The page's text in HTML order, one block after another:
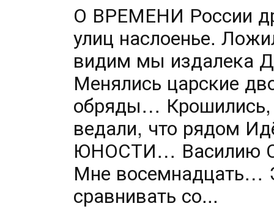
О ВРЕМЕНИ России
улиц наслоенье.
видим мы издалека
Менялись царские
обряды… Крошились,
ведали, что рядом
ЮНОСТИ… Василию
Мне восемнадцать…
сравнивать со...